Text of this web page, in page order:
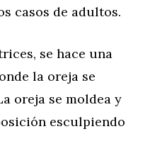
casos de adultos.
se hace una
la oreja se
oreja se moldea y
esculpiendo